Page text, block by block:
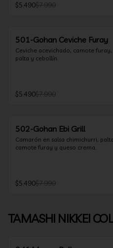
$5.490$7.990
501-Gohan Ceviche Furay
Ceviche acevichado, camote furay,
palta y cebollín.
$5.490$7.990
502-Gohan Ebi Grill
Camarón en salsa chimichurri,
camote furay y queso crema.
$5.490$7.990
TAMASHI NIKKEI